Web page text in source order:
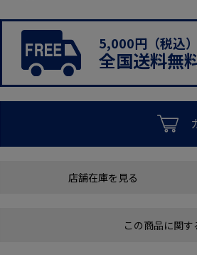
5,000円（税込
全国送料無
店舗在庫を見る
この商品に関